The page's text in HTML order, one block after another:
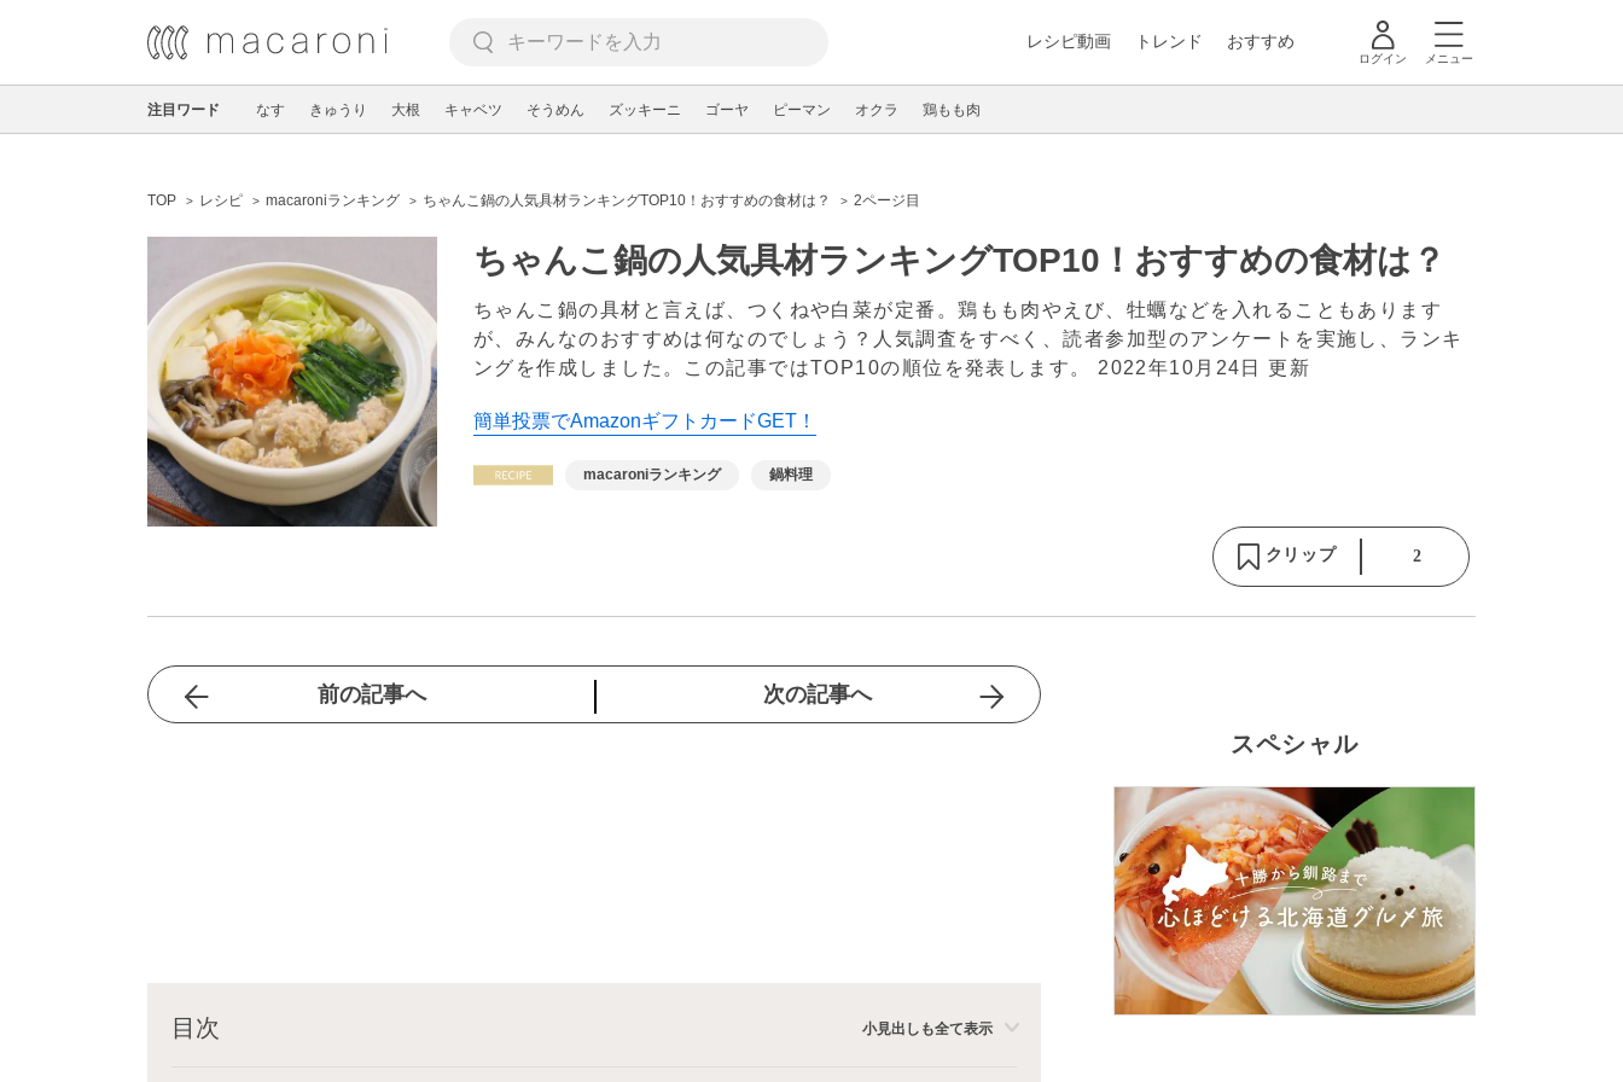
レシピ動画 トレンド おすすめ
ログイン メニュー
注目ワード なす きゅうり 大根 キャベツ そうめん ズッキーニ ゴーヤ ピーマン オクラ 鶏もも肉
TOP レシピ macaroniランキング ちゃんこ鍋の人気具材ランキングTOP10！おすすめの食材は？ 2ページ目
ちゃんこ鍋の人気具材ランキングTOP10！おすすめの食材は？
ちゃんこ鍋の具材と言えば、つくねや白菜が定番。鶏もも肉やえび、牡蠣などを入れることもあります
が、みんなのおすすめは何なのでしょう？人気調査をすべく、読者参加型のアンケートを実施し、ランキ
ングを作成しました。この記事ではTOP10の順位を発表します。 2022年10月24日 更新
簡単投票でAmazonギフトカードGET！
macaroniランキング 鍋料理
クリップ 2
前の記事へ 次の記事へ
目次 小見出しも全て表示
スペシャル